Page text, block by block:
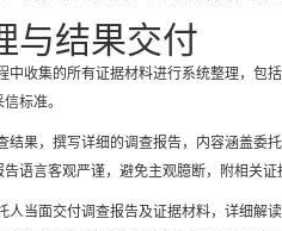
与结果交付
中收集的所有证据材料进行系统整理，包
标准。
果，撰写详细的调查报告，内容涵盖委
语言客观严谨，避免主观臆断，附相关
当面交付调查报告及证据材料，详细解